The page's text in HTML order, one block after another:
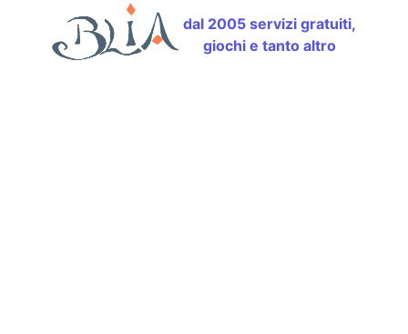
dal 2005 servizi gratuiti,
giochi e tanto altro